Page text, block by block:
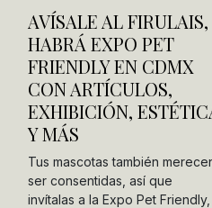
AVÍSALE AL FIRULAIS,
HABRÁ EXPO PET
FRIENDLY EN CDMX
CON ARTÍCULOS,
EXHIBICIÓN,
Y MÁS
Tus mascotas también
ser consentidas, así que
invítalas a la Expo Pet Friendly,